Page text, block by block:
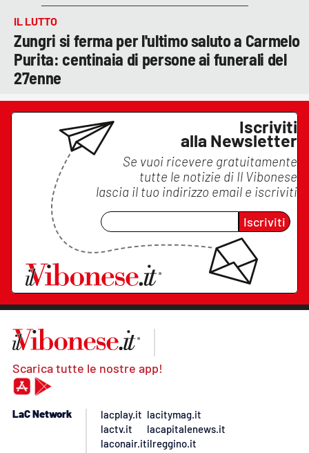
IL LUTTO
Zungri si ferma per l'ultimo saluto a Carmelo
Purita: centinaia di persone ai funerali del
27enne
Iscriviti
alla Newsletter
Se vuoi ricevere gratuitamente
tutte le notizie di Il Vibonese
lascia il tuo indirizzo email e iscriviti
Iscriviti
Scarica tutte le nostre app!
LaC Network
lacplay.it
lactv.it
laconair.it
lacitymag.it
lacapitalenews.it
ilreggino.it